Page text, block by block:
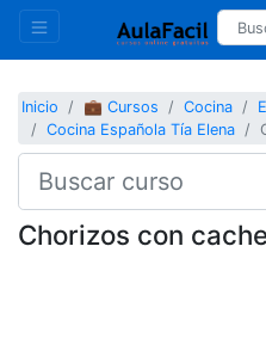
Inicio 💼 Cursos Cocina
Cocina Española Tía Elena
Chorizos con